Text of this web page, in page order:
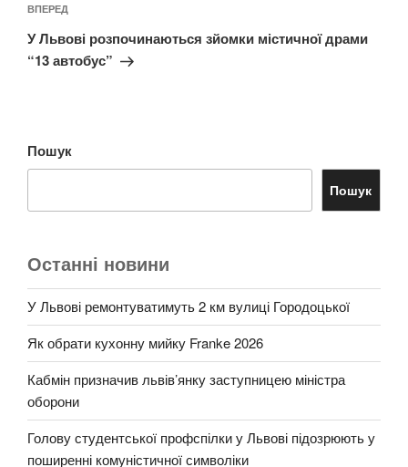
Наступний
запис
ВПЕРЕД
У Львові розпочинаються зйомки містичної драми
“13 автобус”
Пошук
Пошук
Останні новини
У Львові ремонтуватимуть 2 км вулиці Городоцької
Як обрати кухонну мийку Franke 2026
Кабмін призначив львів’янку заступницею міністра
оборони
Голову студентської профспілки у Львові підозрюють у
поширенні комуністичної символіки